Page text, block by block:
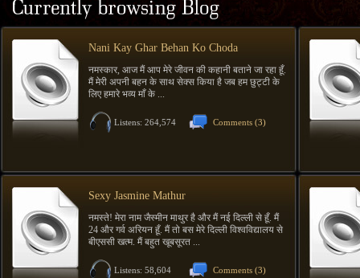
Nani Kay Ghar Behan Ko Choda
नमस्कार, आज मैं आप मेरे जीवन की कहानी बताने जा रहा हूँ.
मैं मेरी अपनी बहन के साथ सेक्स किया है जब हम छुट्टी के
लिए हमारे भव्य माँ के ...
Listens: 264,574 Comments (3)
Sexy Jasmine Mathur
नमस्ते! मेरा नाम जैस्मीन माथुर है और मैं नई दिल्ली से हूँ. मैं
24 और गर्व अरियन हूँ. मैं तो बस मेरे दिल्ली विश्वविद्यालय से
बीएससी खत्म. मैं बहुत खूबसूरत ...
Listens: 58,604 Comments (3)